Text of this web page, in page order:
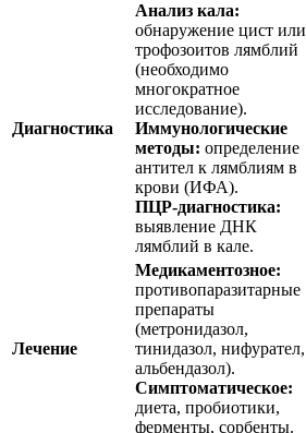
Диагностика
Анализ кала:
обнаружение цист или
трофозоитов лямблий
(необходимо
многократное
исследование).
Иммунологические
методы: определение
антител к лямблиям в
крови (ИФА).
ПЦР-диагностика:
выявление ДНК
лямблий в кале.
Лечение
Медикаментозное:
противопаразитарные
препараты
(метронидазол,
тинидазол, нифурател,
альбендазол).
Симптоматическое:
диета, пробиотики,
ферменты, сорбенты.